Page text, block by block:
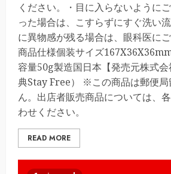
ください。・目に入らないように
った場合は、こすらずにすぐ洗い
に異物感が残る場合は、眼科医に
商品仕様個装サイズ
容量50g製造国日本【発売元株式
典Stay Free） ※この商品は郵便局
ん。出店者販売商品については、
わせください。
READ MORE